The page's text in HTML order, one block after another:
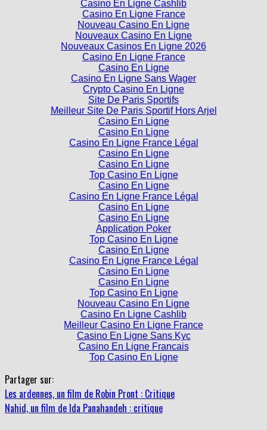
Casino En Ligne Cashlib
Casino En Ligne France
Nouveau Casino En Ligne
Nouveaux Casino En Ligne
Nouveaux Casinos En Ligne 2026
Casino En Ligne France
Casino En Ligne
Casino En Ligne Sans Wager
Crypto Casino En Ligne
Site De Paris Sportifs
Meilleur Site De Paris Sportif Hors Arjel
Casino En Ligne
Casino En Ligne
Casino En Ligne France Légal
Casino En Ligne
Casino En Ligne
Top Casino En Ligne
Casino En Ligne
Casino En Ligne France Légal
Casino En Ligne
Casino En Ligne
Application Poker
Top Casino En Ligne
Casino En Ligne
Casino En Ligne France Légal
Casino En Ligne
Casino En Ligne
Top Casino En Ligne
Nouveau Casino En Ligne
Casino En Ligne Cashlib
Meilleur Casino En Ligne France
Casino En Ligne Sans Kyc
Casino En Ligne Francais
Top Casino En Ligne
Partager sur:
Les ardennes, un film de Robin Pront : Critique
Nahid, un film de Ida Panahandeh : critique